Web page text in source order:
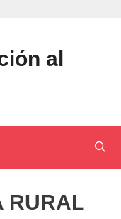
al
RURAL